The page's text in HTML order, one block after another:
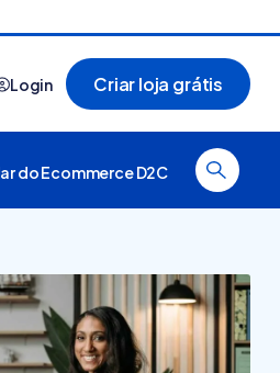
Login Criar loja grátis
do Ecommerce D2C